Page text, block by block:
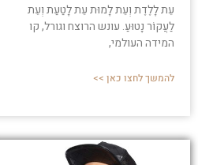
עֵת לָלֶדֶת וְעֵת לָמוּת עֵת לָטַעַת וְעֵת
לַעֲקוֹר נָטוּעַ. עונש הרוצח וגורל, קו
המידה העולמי,
להמשך לחצו כאן >>